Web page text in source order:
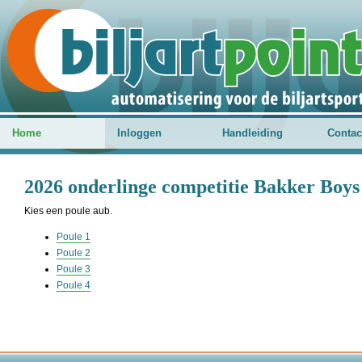
Home Inloggen Handleiding
2026 onderlinge competitie Bakker
Kies een poule aub.
Poule 1
Poule 2
Poule 3
Poule 4